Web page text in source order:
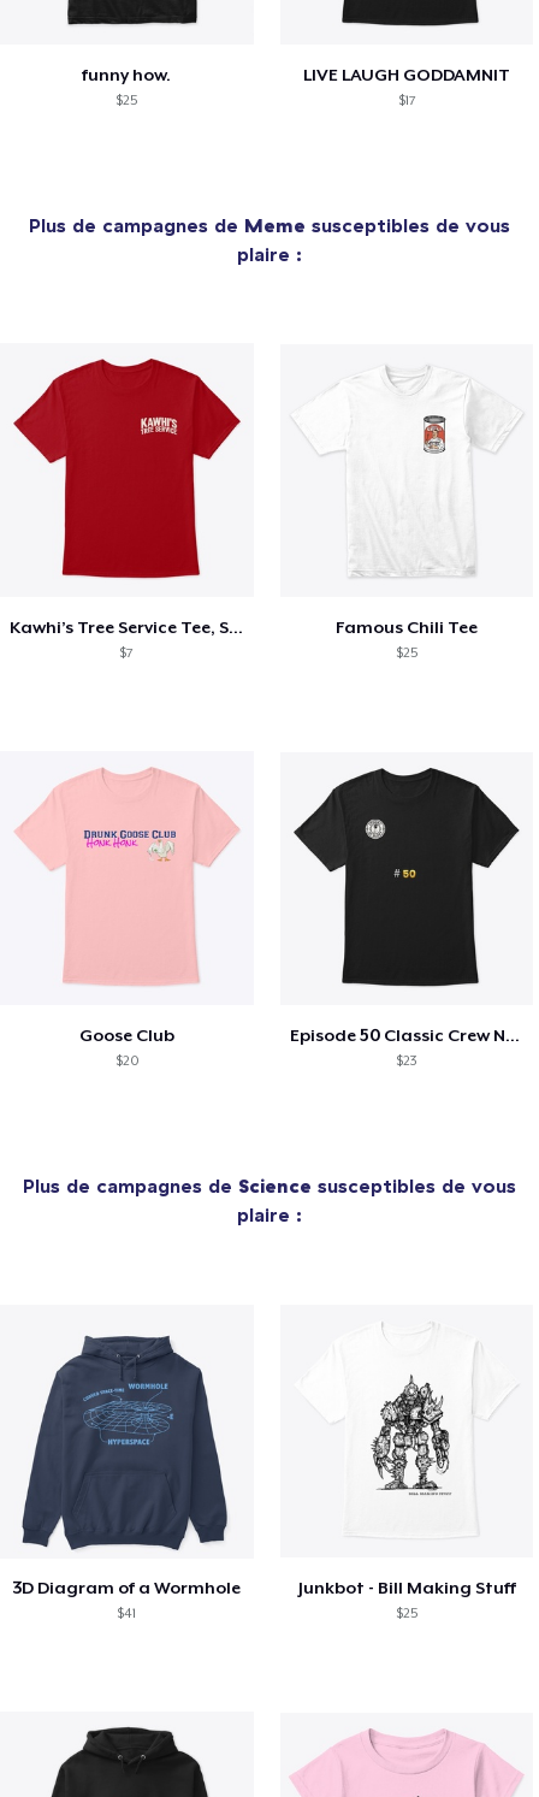
funny how.
$25
LIVE LAUGH GODDAMNIT
$17
Plus de campagnes de Meme susceptibles de vous
plaire :
Kawhi’s Tree Service Tee, Shirts, Mug
$7
Famous Chili Tee
$25
Goose Club
$20
Episode 50 Classic Crew Neck T-Shirt
$23
Plus de campagnes de Science susceptibles de vous
plaire :
3D Diagram of a Wormhole
$41
Junkbot - Bill Making Stuff
$25